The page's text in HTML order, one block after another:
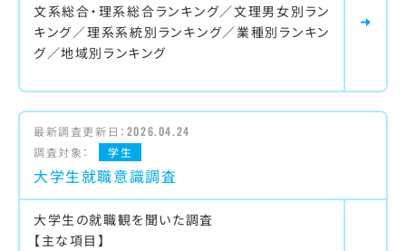
文系総合・理系総合ランキング／文理男女別ラン
キング／理系系統別ランキング／業種別ランキン
グ／地域別ランキング
最新調査更新日： 2026.04.24
調査対象：
学生
大学生就職意識調査
大学生の就職観を聞いた調査
【主な項目】